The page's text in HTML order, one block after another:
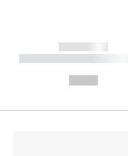
------------
----------- -----------